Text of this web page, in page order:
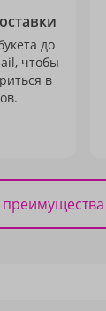
до
чтобы
в
преимущества